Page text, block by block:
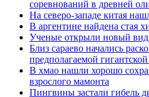
соревнований в древней
На северо-западе китая
В аргентине найдена стая
Ученые открыли новый вид
Близ сараево начались
предполагаемой
В хмао нашли хорошо
взрослого мамонта
Пингвины застали гибель